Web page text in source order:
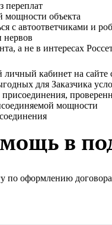
переплат
мощности объекта
с автоответчиками и
нервов
а не в интересах
кабинет на сайте
для Заказчика
присоединения,
мощности
в
по оформлению